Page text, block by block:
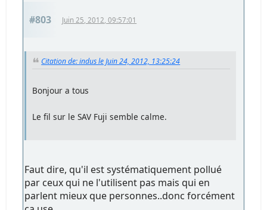
#803 Juin 25, 2012, 09:57:01
Citation de: indus le Juin 24, 2012, 13:25:24
Bonjour a tous
Le fil sur le SAV Fuji semble calme.
Faut dire, qu'il est systématiquement pollué
par ceux qui ne l'utilisent pas mais qui en
parlent mieux que personnes..donc forcément